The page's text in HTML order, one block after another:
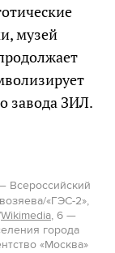
музей
завода ЗИЛ.
Всероссийский
«ГЭС-2»,
Wikimedia, 6 —
города
«Москва»